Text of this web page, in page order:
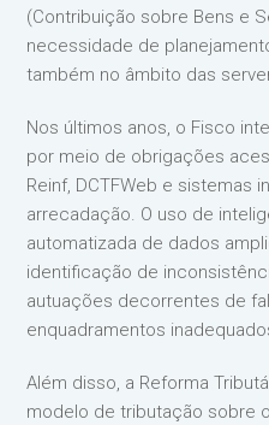
(Contribuição sobre Bens e
necessidade de
também no âmbito das
Nos últimos anos, o Fisco
por meio de obrigações
Reinf, DCTFWeb e sistemas
arrecadação. O uso de
automatizada de dados
identificação de
autuações decorrentes de
enquadramentos
Além disso, a Reforma
modelo de tributação sobre